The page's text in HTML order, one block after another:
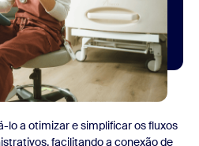
lo a otimizar e simplificar os fluxos
facilitando a conexão de